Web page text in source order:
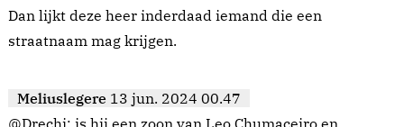
Dan lijkt deze heer inderdaad iemand die een
straatnaam mag krijgen.
Meliuslegere 13 jun. 2024 00.47
@Drechi: is hij een zoon van Leo Chumaceiro en